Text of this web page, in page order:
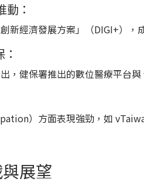
動：
新經濟發展方案」 （DIGI+） ，
，健保署推出的數位醫療平台
）方面表現強勁，如
展望